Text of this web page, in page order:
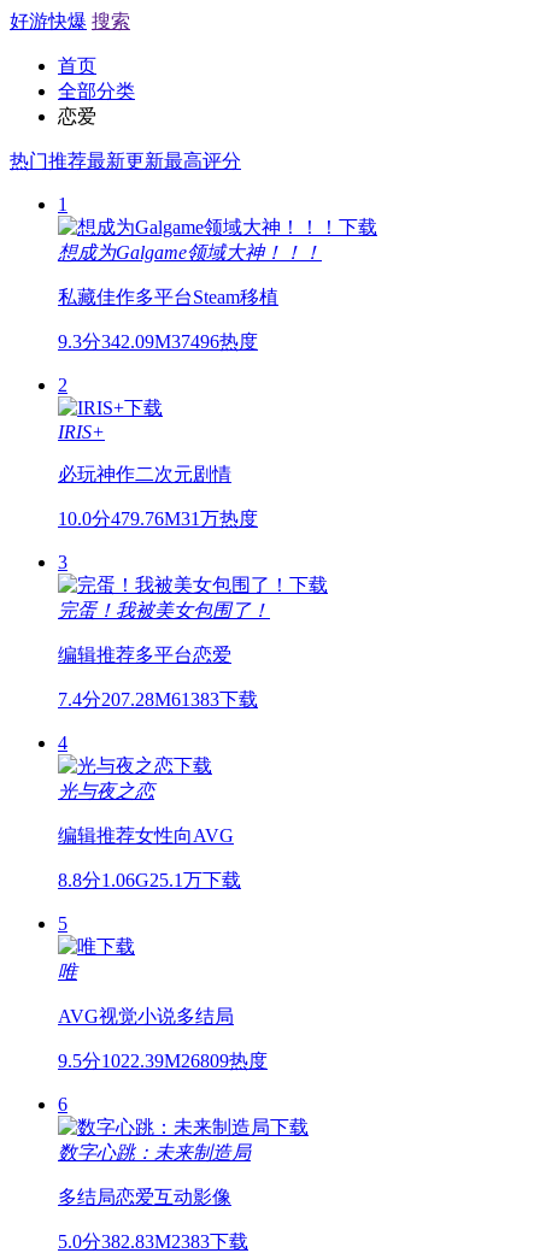
好游快爆 搜索
首页
全部分类
恋爱
热门推荐最新更新最高评分
1
想成为Galgame领域大神！！！
私藏佳作多平台Steam移植
9.3分342.09M37496热度
2
IRIS+
必玩神作二次元剧情
10.0分479.76M31万热度
3
完蛋！我被美女包围了！
编辑推荐多平台恋爱
7.4分207.28M61383下载
4
光与夜之恋
编辑推荐女性向AVG
8.8分1.06G25.1万下载
5
唯
AVG视觉小说多结局
9.5分1022.39M26809热度
6
数字心跳：未来制造局
多结局恋爱互动影像
5.0分382.83M2383下载